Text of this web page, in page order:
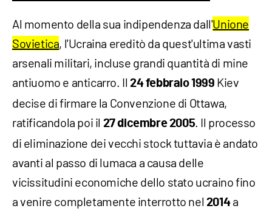
Al momento della sua indipendenza dall'Unione
Sovietica, l'Ucraina ereditò da quest'ultima vasti
arsenali militari, incluse grandi quantità di mine
antiuomo e anticarro. Il24 febbraio 1999 Kiev
decise di firmare la Convenzione di Ottawa,
ratificandola poi il 27 dicembre 2005. Il processo
di eliminazione dei vecchi stock tuttavia è andato
avanti al passo di lumaca a causa delle
vicissitudini economiche dello stato ucraino fino
a venire completamente interrotto nel 2014a